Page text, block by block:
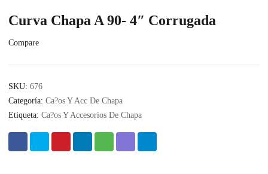
Curva Chapa A 90- 4″ Corrugada
Compare
SKU: 676
Categoría: Ca?os Y Acc De Chapa
Etiqueta: Ca?os Y Accesorios De Chapa